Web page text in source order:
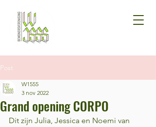
Post
Grand opening CORPO
W1555
3 nov 2022
Dit zijn Julia, Jessica en Noemi van